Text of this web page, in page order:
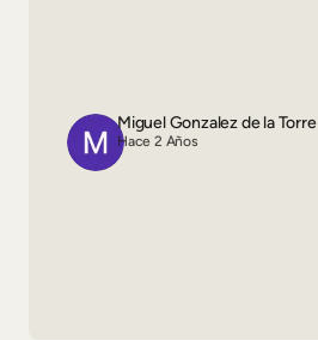
Miguel Gonzalez de la Torre
Hace 2 Años